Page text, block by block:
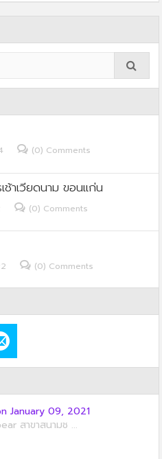
(0) Comments
ช้าเวียดนาม ขอนแก่น
(0) Comments
(0) Comments
January 09, 2021
สาขาสนามช ...